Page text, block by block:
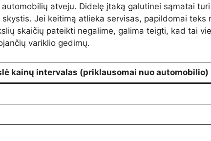
atveju. Didelę įtaką galutinei sąmatai
Jei keitimą atlieka servisas, papildomai teks
skaičių pateikti negalime, galima teigti, kad tai
variklio gedimų.
kainų intervalas (priklausomai nuo automobilio)